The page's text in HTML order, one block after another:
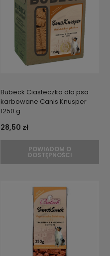
Bubeck Ciasteczka dla psa
karbowane Canis Knusper
1250 g
28,50 zł
POWIADOM O
DOSTĘPNOŚCI